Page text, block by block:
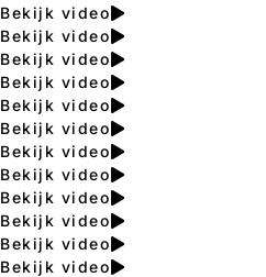
Bekijk video
Bekijk video
Bekijk video
Bekijk video
Bekijk video
Bekijk video
Bekijk video
Bekijk video
Bekijk video
Bekijk video
Bekijk video
Bekijk video